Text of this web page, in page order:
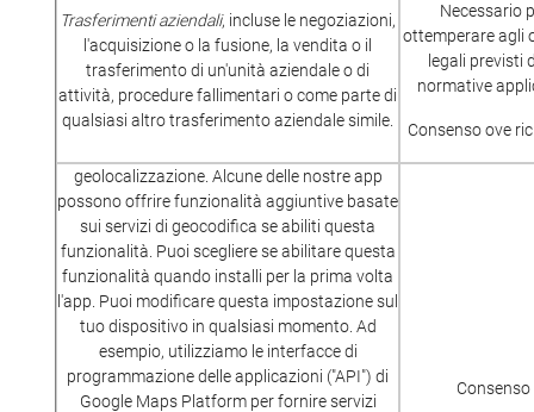
Trasferimenti aziendali, incluse le negoziazioni,
l'acquisizione o la fusione, la vendita o il
trasferimento di un'unità aziendale o di
attività, procedure fallimentari o come parte di
qualsiasi altro trasferimento aziendale simile.
Necessario
ottemperare agli
legali previsti
normative
Consenso ove
geolocalizzazione. Alcune delle nostre app
possono offrire funzionalità aggiuntive basate
sui servizi di geocodifica se abiliti questa
funzionalità. Puoi scegliere se abilitare questa
funzionalità quando installi per la prima volta
l'app. Puoi modificare questa impostazione sul
tuo dispositivo in qualsiasi momento. Ad
esempio, utilizziamo le interfacce di
programmazione delle applicazioni ("API") di
Google Maps Platform per fornire servizi
Consenso